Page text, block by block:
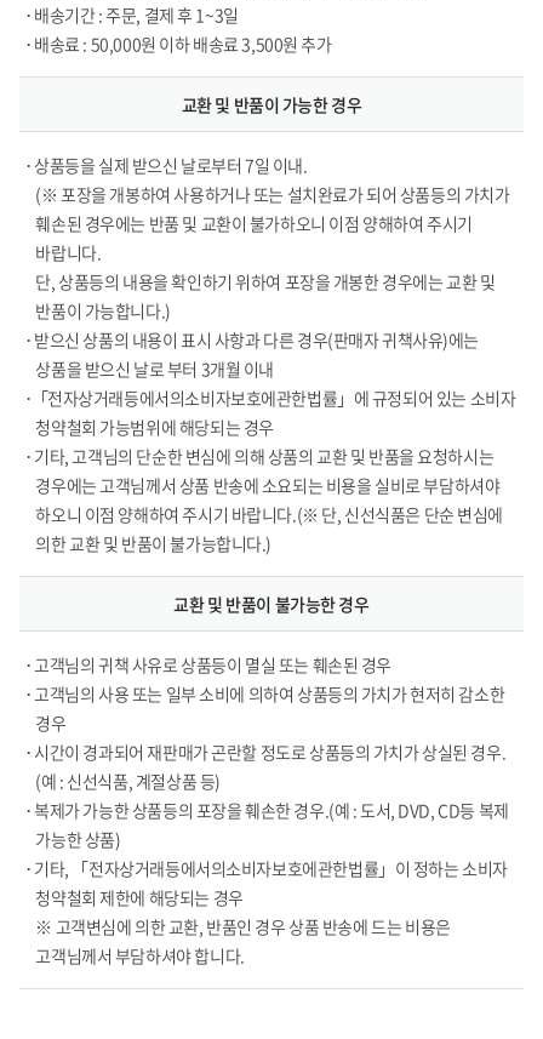
• 배송기간 : 주문, 결제 후 1~3일
• 배송료 : 50,000원 이하 배송료 3,500원 추가
교환 및 반품이 가능한 경우
• 상품등을 실제 받으신 날로부터 7일 이내.
(※ 포장을 개봉하여 사용하거나 또는 설치완료가 되어 상품등의 가치가
훼손된 경우에는 반품 및 교환이 불가하오니 이점 양해하여 주시기
바랍니다.
단, 상품등의 내용을 확인하기 위하여 포장을 개봉한 경우에는 교환 및
반품이 가능합니다.)
• 받으신 상품의 내용이 표시 사항과 다른 경우(판매자 귀책사유)에는
상품을 받으신 날로 부터 3개월 이내
•「전자상거래등에서의소비자보호에관한법률」에 규정되어 있는 소비자
청약철회 가능범위에 해당되는 경우
• 기타, 고객님의 단순한 변심에 의해 상품의 교환 및 반품을 요청하시는
경우에는 고객님께서 상품 반송에 소요되는 비용을 실비로 부담하셔야
하오니 이점 양해하여 주시기 바랍니다.(※ 단, 신선식품은 단순 변심에
의한 교환 및 반품이 불가능합니다.)
교환 및 반품이 불가능한 경우
• 고객님의 귀책 사유로 상품등이 멸실 또는 훼손된 경우
• 고객님의 사용 또는 일부 소비에 의하여 상품등의 가치가 현저히 감소한
경우
• 시간이 경과되어 재판매가 곤란할 정도로 상품등의 가치가 상실된 경우.
(예 : 신선식품, 계절상품 등)
• 복제가 가능한 상품등의 포장을 훼손한 경우.(예 : 도서, DVD, CD등 복제
가능한 상품)
• 기타, 「전자상거래등에서의소비자보호에관한법률」이 정하는 소비자
청약철회 제한에 해당되는 경우
※ 고객변심에 의한 교환, 반품인 경우 상품 반송에 드는 비용은
고객님께서 부담하셔야 합니다.